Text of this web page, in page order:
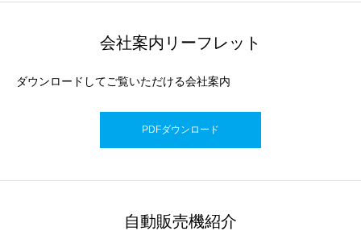
会社案内リーフレット
ダウンロードしてご覧いただける会社案内
PDFダウンロード
自動販売機紹介